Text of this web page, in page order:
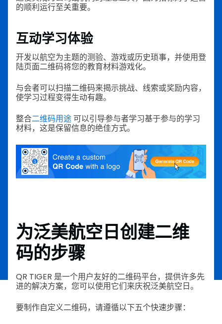
的顺利运行至关重要。
互动学习体验
开发以航空为主题的测验、游戏或历史琐事，并使用登
陆页面二维码将您的教育材料游戏化。
与会者可以扫描二维码来揭示挑战、线索或奖励内容，
使学习过程变得生动有趣。
整合二维码用途 可以引导参与者学习基于参与的学习
材料，这是保留信息的绝佳方式。
为泛美航空日创建二维
码的步骤
QR TIGER 是一个用户友好的二维码平台，提供许多先
进的解决方案，您可以使用它们来庆祝泛美航空日。
要制作自定义二维码，请遵循以下五个快速步骤：